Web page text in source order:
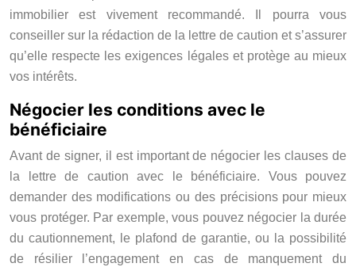
immobilier est vivement recommandé. Il pourra vous
conseiller sur la rédaction de la lettre de caution et s’assurer
qu’elle respecte les exigences légales et protège au mieux
vos intérêts.
Négocier les conditions avec le
bénéficiaire
Avant de signer, il est important de négocier les clauses de
la lettre de caution avec le bénéficiaire. Vous pouvez
demander des modifications ou des précisions pour mieux
vous protéger. Par exemple, vous pouvez négocier la durée
du cautionnement, le plafond de garantie, ou la possibilité
de résilier l’engagement en cas de manquement du